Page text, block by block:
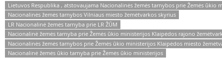
Lietuvos Respublika , atstovaujama Nacionalinės žemės tarnybos prie Žemės ūkio
Nacionalinės žemės tarnybos Vilniaus miesto žemėtvarkos skyrius
LR Nacionalinė žemės tarnyba prie LR ŽŪM
Nacionalinė žemės tarnyba prie Žemės ūkio ministerijos Klaipėdos rajono
Nacionalinės žemės tarnybos prie Žemės ūkio ministerijos Klaipėdos miesto
Nacionalinė žemės ūkio tarnyba prie Žemės ūkio ministerijos